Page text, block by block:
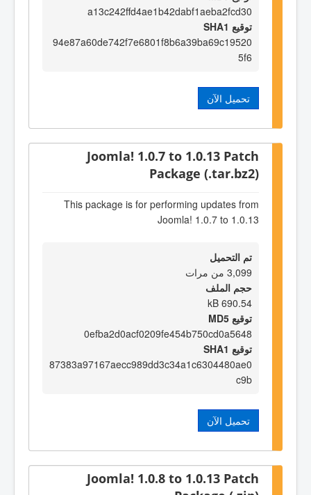
a13c242ffd4ae1b42dabf1aeba2fcd30
توقيع SHA1
94e87a60de742f7e6801f8b6a39ba69c19520
5f6
تحميل الآن
Joomla! 1.0.7 to 1.0.13 Patch
Package (.tar.bz2)
This package is for performing updates from
Joomla! 1.0.7 to 1.0.13
تم التحميل
3,099 من مرات
حجم الملف
690.54 kB
توقيع MD5
0efba2d0acf0209fe454b750cd0a5648
توقيع SHA1
87383a97167aecc989dd3c34a1c6304480ae0
c9b
تحميل الآن
Joomla! 1.0.8 to 1.0.13 Patch